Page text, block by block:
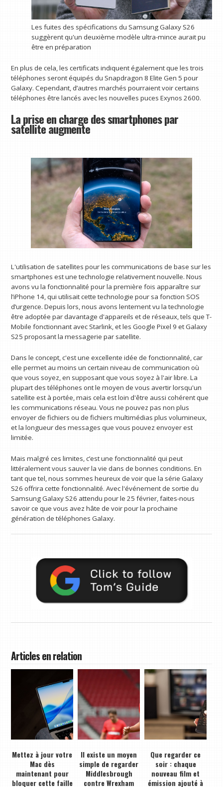
Les fuites des spécifications du Samsung Galaxy S26
suggèrent qu'un deuxième modèle ultra-mince aurait pu
être en préparation
En plus de cela, les certificats indiquent également que les trois
téléphones seront équipés du Snapdragon 8 Elite Gen 5 pour
Galaxy. Cependant, d’autres marchés pourraient voir certains
téléphones être lancés avec les nouvelles puces Exynos 2600.
La prise en charge des smartphones par
satellite augmente
L'utilisation de satellites pour les communications de base sur les
smartphones est une technologie relativement nouvelle. Nous
avons vu la fonctionnalité pour la première fois apparaître sur
l’iPhone 14, qui utilisait cette technologie pour sa fonction SOS
d’urgence. Depuis lors, nous avons lentement vu la technologie
être adoptée par davantage d'appareils et de réseaux, tels que T-
Mobile fonctionnant avec Starlink, et les Google Pixel 9 et Galaxy
S25 proposant la messagerie par satellite.
Dans le concept, c'est une excellente idée de fonctionnalité, car
elle permet au moins un certain niveau de communication où
que vous soyez, en supposant que vous soyez à l'air libre. La
plupart des téléphones ont le moyen de vous avertir lorsqu'un
satellite est à portée, mais cela est loin d'être aussi cohérent que
les communications réseau. Vous ne pouvez pas non plus
envoyer de fichiers ou de fichiers multimédias plus volumineux,
et la longueur des messages que vous pouvez envoyer est
limitée.
Mais malgré ces limites, c’est une fonctionnalité qui peut
littéralement vous sauver la vie dans de bonnes conditions. En
tant que tel, nous sommes heureux de voir que la série Galaxy
S26 offrira cette fonctionnalité. Avec l'événement de sortie du
Samsung Galaxy S26 attendu pour le 25 février, faites-nous
savoir ce que vous avez hâte de voir pour la prochaine
génération de téléphones Galaxy.
Articles en relation
Mettez à jour votre
Mac dès
maintenant pour
bloquer cette faille
Il existe un moyen
simple de regarder
Middlesbrough
contre Wrexham
Que regarder ce
soir : chaque
nouveau film et
émission ajouté à